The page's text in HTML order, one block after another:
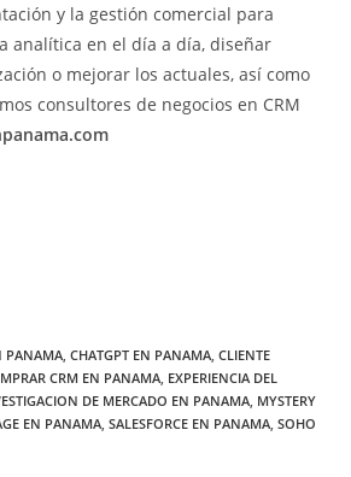
y la gestión comercial para
analítica en el día a día, diseñar
o mejorar los actuales, así como
consultores de negocios en CRM
PANAMA, CHATGPT EN PANAMA, CLIENTE
CRM EN PANAMA, EXPERIENCIA DEL
DE MERCADO EN PANAMA, MYSTERY
EN PANAMA, SALESFORCE EN PANAMA, SOHO